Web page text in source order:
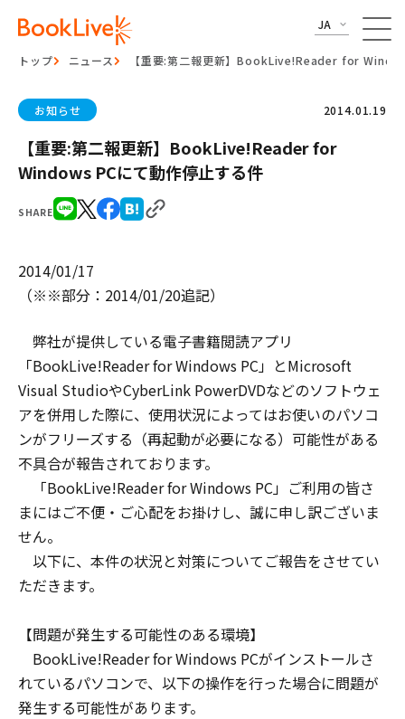
JA
トップ ニュース 【重要:第二報更新】BookLive!Reader for
SHARE
お知らせ 2014.01.19
【重要:第二報更新】BookLive!Reader for
Windows PCにて動作停止する件
2014/01/17
（※※部分：2014/01/20追記）
弊社が提供している電子書籍閲読アプリ
「BookLive!Reader for Windows PC」とMicrosoft
Visual StudioやCyberLink PowerDVDなどのソフトウェ
アを併用した際に、使用状況によってはお使いのパソコ
ンがフリーズする（再起動が必要になる）可能性がある
不具合が報告されております。
「BookLive!Reader for Windows PC」ご利用の皆さ
まにはご不便・ご心配をお掛けし、誠に申し訳ございま
せん。
以下に、本件の状況と対策についてご報告をさせてい
ただきます。
【問題が発生する可能性のある環境】
BookLive!Reader for Windows PCがインストールさ
れているパソコンで、以下の操作を行った場合に問題が
発生する可能性があります。